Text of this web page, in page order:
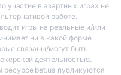
участие в азартных играх не
работе.
игры на реальные и/или
ни в какой форме
связаны/могут быть
деятельностью.
bet.ua публикуются